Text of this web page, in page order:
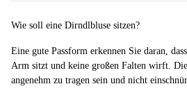
Wie soll eine Dirndlbluse sitzen?
Eine gute Passform erkennen Sie daran,
Arm sitzt und keine großen Falten wirft.
angenehm zu tragen sein und nicht